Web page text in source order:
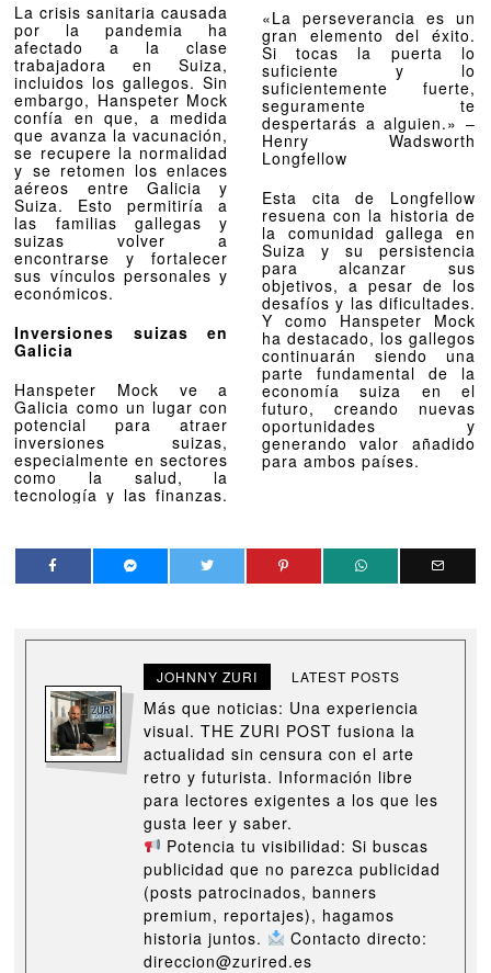
La crisis sanitaria causada
por la pandemia ha
afectado a la clase
trabajadora en Suiza,
incluidos los gallegos. Sin
embargo, Hanspeter Mock
confía en que, a medida
que avanza la vacunación,
se recupere la normalidad
y se retomen los enlaces
aéreos entre Galicia y
Suiza. Esto permitiría a
las familias gallegas y
suizas volver a
encontrarse y fortalecer
sus vínculos personales y
económicos.
Inversiones suizas en
Galicia
Hanspeter Mock ve a
Galicia como un lugar con
potencial para atraer
inversiones suizas,
especialmente en sectores
como la salud, la
tecnología y las finanzas.
«La perseverancia es un
gran elemento del éxito.
Si tocas la puerta lo
suficiente y lo
suficientemente fuerte,
seguramente te
despertarás a alguien.» –
Henry Wadsworth
Longfellow
Esta cita de Longfellow
resuena con la historia de
la comunidad gallega en
Suiza y su persistencia
para alcanzar sus
objetivos, a pesar de los
desafíos y las dificultades.
Y como Hanspeter Mock
ha destacado, los gallegos
continuarán siendo una
parte fundamental de la
economía suiza en el
futuro, creando nuevas
oportunidades y
generando valor añadido
para ambos países.
JOHNNY ZURI LATEST POSTS
Más que noticias: Una experiencia
visual. THE ZURI POST fusiona la
actualidad sin censura con el arte
retro y futurista. Información libre
para lectores exigentes a los que les
gusta leer y saber.
Potencia tu visibilidad: Si buscas
publicidad que no parezca publicidad
(posts patrocinados, banners
premium, reportajes), hagamos
historia juntos.
Contacto directo:
direccion@zurired.es